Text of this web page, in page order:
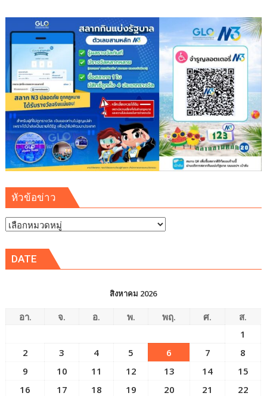
ดอกเบี้ย
[4.40%
–
4.60%]
ต่อ
ปี
คาด
เสนอ
ขาย
14
–
16
กันยายน
กู้
หัวข้อข่าว
หัวข้อ
DATE
สิงหาคม 2026
อา. จ. อ. พ. พฤ. ศ.
ส.
1
2
3 4 5 6 7
8
9
10 11 12 13 14
15
16
17 18 19 20 21
22